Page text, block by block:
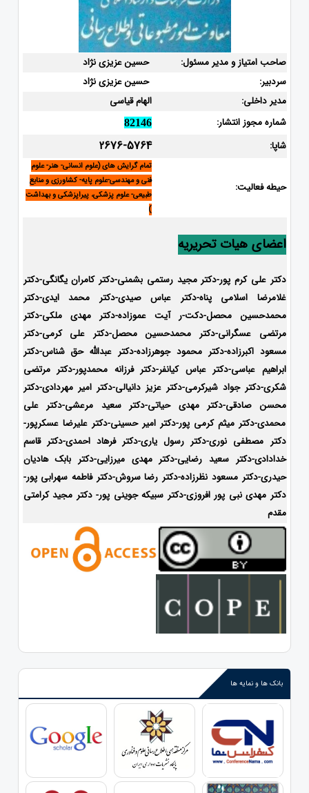
صاحب امتیاز و مدیر مسئول:
حسین عزیزی نژاد
سردبیر:
حسین عزیزی نژاد
مدیر داخلی:
الهام قیاسی
شماره مجوز انتشار:
82146
شاپا: 2676-5764
حیطه فعالیت:
تمام گرایش های (علوم انسانی- هنر- علوم
فنی و مهندسی-علوم پایه- کشاورزی و منابع
طبیعی- علوم پزشکی، پیراپزشکی و بهداشت
)
اعضای هیات تحریریه
دکتر علی کرم پور-دکتر مجید رستمی بشمنی-دکتر کامران یگانگی-دکتر
غلامرضا اسلامی پناه-دکتر عباس صیدی-دکتر محمد ایدی-دکتر
محمدحسین محصل-دکت-ر آیت عموزاده-دکتر مهدی ملکی-دکتر
مرتضی عسگرانی-دکتر محمدحسین محصل-دکتر علی کرمی-دکتر
مسعود اکبرزاده-دکتر محمود جوهرزاده-دکتر عبدالله حق شناس-دکتر
ابراهیم عباسی-دکتر عباس کیانفر-دکتر فرزانه محمدپور-دکتر مرتضی
شکری-دکتر جواد شیرکرمی-دکتر عزیز دانیالی-دکتر امیر مهردادی-دکتر
محسن صادقی-دکتر مهدی حیاتی-دکتر سعید مرعشی-دکتر علی
محمدی-دکتر میثم کرمی پور-دکتر امیر حسینی-دکتر علیرضا عسکرپور-
دکتر مصطفی نوری-دکتر رسول یاری-دکتر فرهاد احمدی-دکتر قاسم
خدادادی-دکتر سعید رضایی-دکتر مهدی میرزایی-دکتر بابک هادیان
حیدری-دکتر مسعود نظرزاده-دکتر رضا سروش-دکتر فاطمه سهرابی پور-
دکتر مهدی نبی پور افروزی-دکتر سبیکه جوینی پور- دکتر مجید کرامتی
مقدم
بانک ها و نمایه ها